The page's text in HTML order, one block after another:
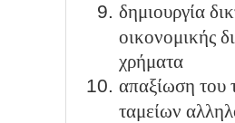
δημιουργία
οικονομικής
χρήματα
απαξίωση του
ταμείων